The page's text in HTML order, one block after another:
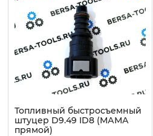
Топливный быстросъемный
штуцер D9.49 ID8 (МАМА
прямой)